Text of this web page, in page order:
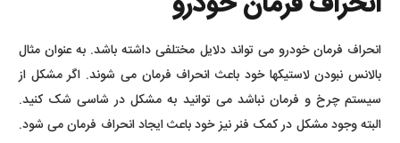
انحراف فرمان خودرو می تواند دلایل مختلفی داشته باشد. به عنوان مثال
بالانس نبودن لاستیکها خود باعث انحراف فرمان می شوند. اگر مشکل از
سیستم چرخ و فرمان نباشد می توانید به مشکل در شاسی شک کنید.
البته وجود مشکل در کمک فنر نیز خود باعث ایجاد انحراف فرمان می شود.